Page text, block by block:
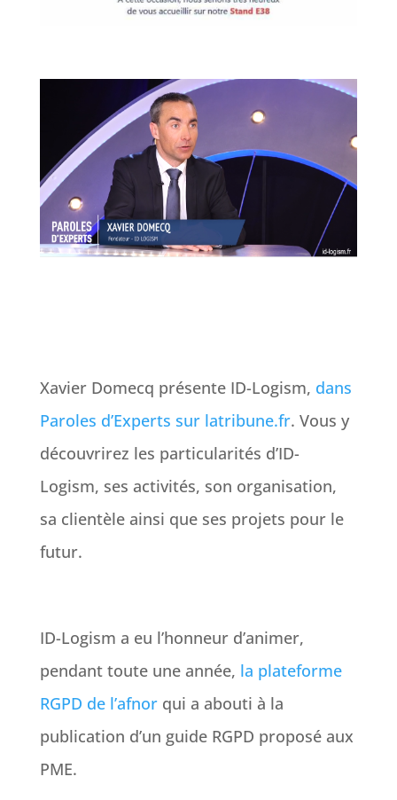
Xavier Domecq présente ID-Logism, dans
Paroles d’Experts sur latribune.fr. Vous y
découvrirez les particularités d’ID-
Logism, ses activités, son organisation,
sa clientèle ainsi que ses projets pour le
futur.
ID-Logism a eu l’honneur d’animer,
pendant toute une année, la plateforme
RGPD de l’afnorqui a abouti à la
publication d’un guide RGPD proposé aux
PME.